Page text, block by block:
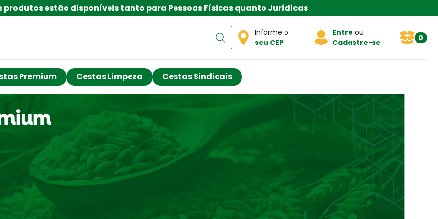
estão disponíveis tanto para Pessoas Físicas quanto Jurídicas
Informe o
seu CEP
Entre ou
Cadastre-se
0
Premium Cestas Limpeza Cestas Sindicais